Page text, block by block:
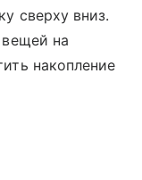
сверху вниз.
на
накопление